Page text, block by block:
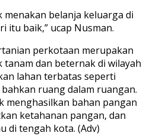
belanja keluarga di
itu baik,” ucap Nusman.
perkotaan merupakan
dan beternak di wilayah
lahan terbatas seperti
ruang dalam ruangan.
menghasilkan bahan pangan
ketahanan pangan, dan
di tengah kota. (Adv)